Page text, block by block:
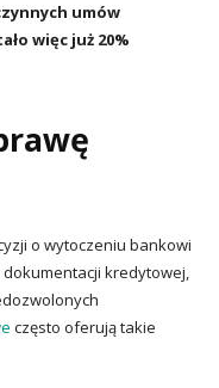
umów
więc już 20%
o wytoczeniu bankowi
kredytowej,
często oferują takie